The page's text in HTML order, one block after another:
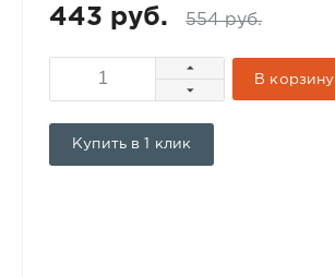
443 руб. 554 руб.
В корзину
Купить в 1 клик